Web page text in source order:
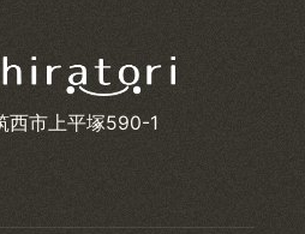
西市上平塚590-1